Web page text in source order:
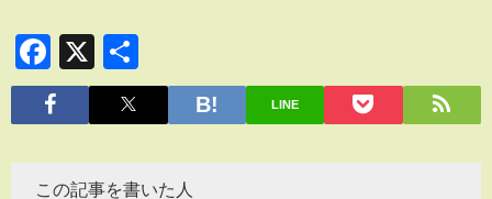
Facebook
X
有
LINE
この記事を書いた人